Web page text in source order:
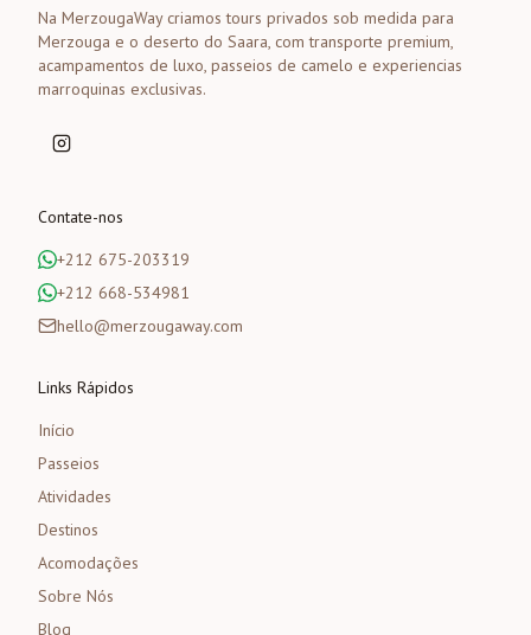
Na MerzougaWay criamos tours privados sob medida para
Merzouga e o deserto do Saara, com transporte premium,
acampamentos de luxo, passeios de camelo e experiencias
marroquinas exclusivas.
Contate-nos
+212 675-203319
+212 668-534981
hello@merzougaway.com
Links Rápidos
Início
Passeios
Atividades
Destinos
Acomodações
Sobre Nós
Blog